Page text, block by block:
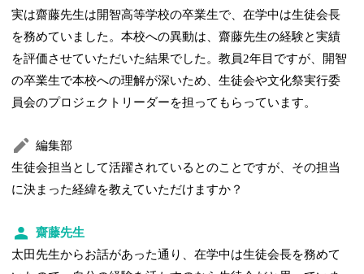
実は齋藤先生は開智高等学校の卒業生で、在学中は生徒会長
を務めていました。本校への異動は、齋藤先生の経験と実績
を評価させていただいた結果でした。教員2年目ですが、開智
の卒業生で本校への理解が深いため、生徒会や文化祭実行委
員会のプロジェクトリーダーを担ってもらっています。
編集部
生徒会担当として活躍されているとのことですが、その担当
に決まった経緯を教えていただけますか？
齋藤先生
太田先生からお話があった通り、在学中は生徒会長を務めて